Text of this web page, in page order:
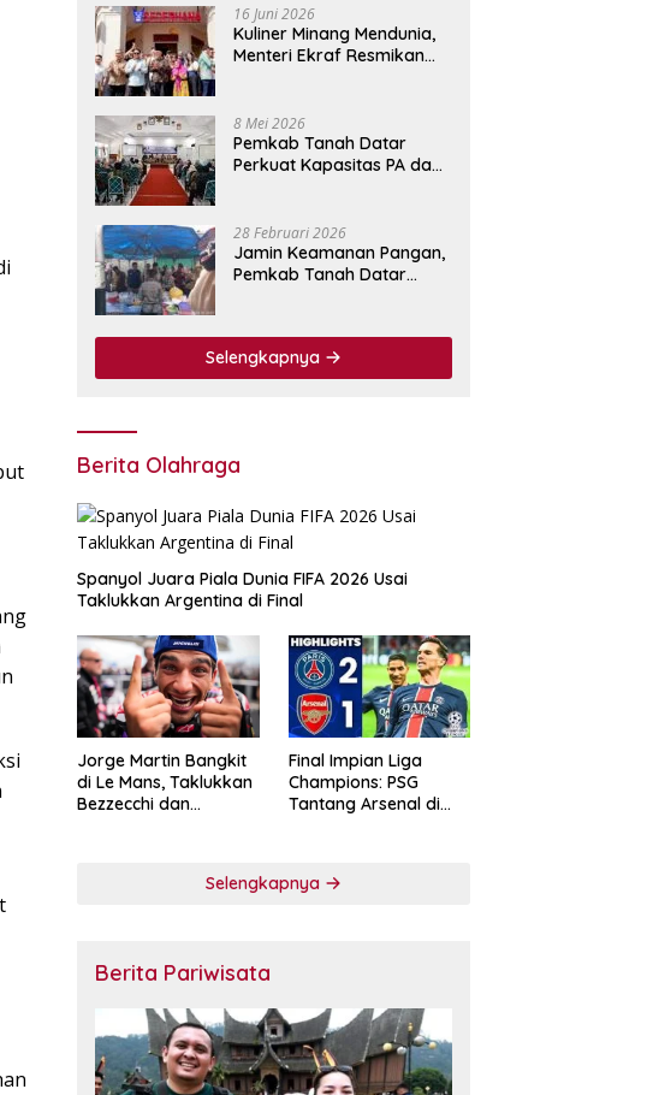
16 Juni 2026
Kuliner Minang Mendunia,
Menteri Ekraf Resmikan
8 Mei 2026
Pemkab Tanah Datar
Perkuat Kapasitas PA dan
Jasa.
28 Februari 2026
Jamin Keamanan Pangan,
Pemkab Tanah Datar
Pabukoan
Selengkapnya
Berita Olahraga
Spanyol Juara Piala Dunia FIFA 2026 Usai
Taklukkan Argentina di Final
Jorge Martin Bangkit
di Le Mans, Taklukkan
Bezzecchi dan
Final Impian Liga
Champions: PSG
Tantang Arsenal di
Selengkapnya
Berita Pariwisata